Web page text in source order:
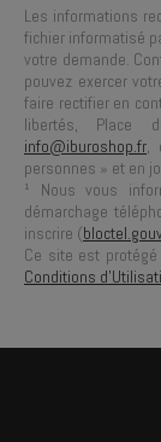
Les informations
fichier informatisé
votre demande.
pouvez exercer
faire rectifier en
libertés, Place
info@iburoshop.fr,
personnes » et en
¹ Nous vous
démarchage
inscrire (
Ce site est protégé
Conditions